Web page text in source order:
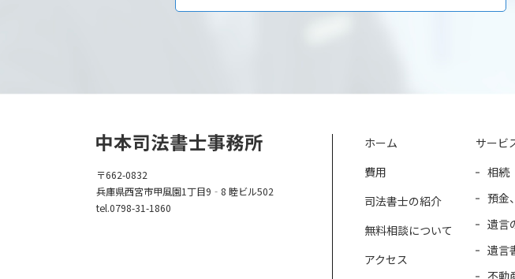
〒662-0832
兵庫県西宮市甲風園1丁目9‐8 睦ビル502
tel.0798-31-1860
ホーム
費用
司法書士の紹介
無料相談について
アクセス
サービ
相続
預金
遺言
遺言
不動